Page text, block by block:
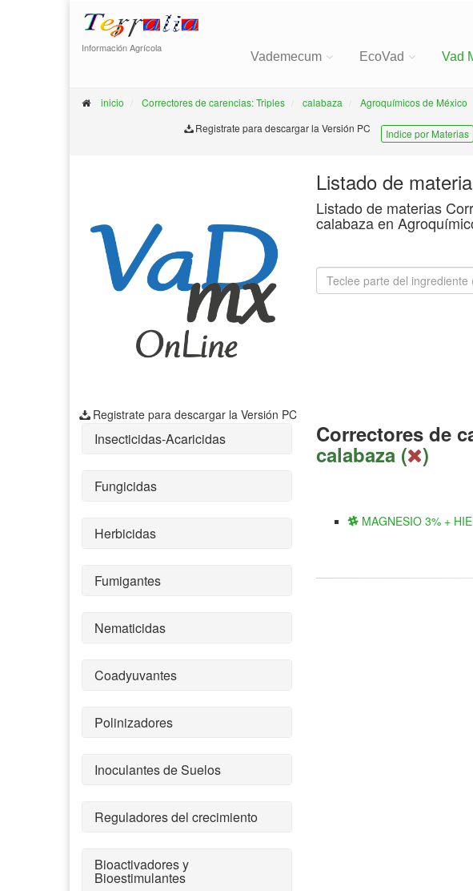
Información Agrícola
Vademecum EcoVad Vad
inicio Correctores de carencias: Triples calabaza
Agroquímicos de México
Registrate para descargar la Versión PC
Indice por Materias
Registrate para descargar la Versión PC
Listado de
Listado de materias
calabaza en
Insecticidas-Acaricidas
Fungicidas
Herbicidas
Fumigantes
Nematicidas
Coadyuvantes
Polinizadores
Inoculantes de Suelos
Reguladores del crecimiento
Bioactivadores y
Bioestimulantes
Correctores de
calabaza ( )
MAGNESIO 3% +